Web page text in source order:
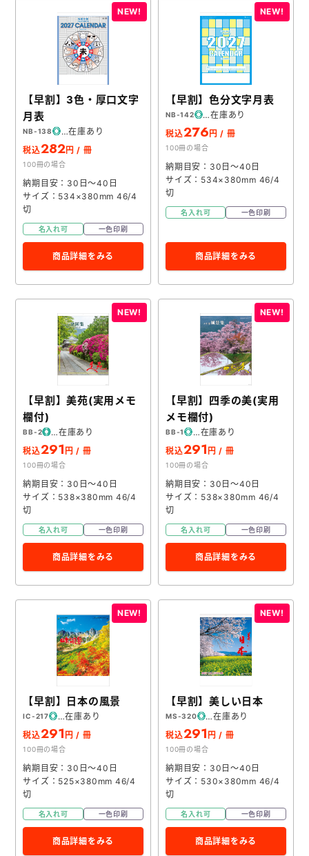
【早割】3色・厚口文字
月表
NB-138
在庫あり
税込282円 / 冊
100冊の場合
納期目安：30日～40日
サイズ：534×380mm 46/4
切
名入れ可 一色印刷
商品詳細をみる
【早割】色分文字月表
NB-142
在庫あり
税込276 円 / 冊
100冊の場合
納期目安：30日～40日
サイズ：534×380mm 46/4
切
名入れ可 一色印刷
商品詳細をみる
【早割】美苑(実用メモ
欄付)
BB-2
在庫あり
税込291 円 / 冊
100冊の場合
納期目安：30日～40日
サイズ：538×380mm 46/4
切
名入れ可 一色印刷
商品詳細をみる
【早割】四季の美(実用
メモ欄付)
BB-1
在庫あり
税込291 円 / 冊
100冊の場合
納期目安：30日～40日
サイズ：538×380mm 46/4
切
名入れ可 一色印刷
商品詳細をみる
【早割】日本の風景
IC-217
在庫あり
税込291 円 / 冊
100冊の場合
納期目安：30日～40日
サイズ：525×380mm 46/4
切
名入れ可 一色印刷
商品詳細をみる
【早割】美しい日本
MS-320
在庫あり
税込291 円 / 冊
100冊の場合
納期目安：30日～40日
サイズ：530×380mm 46/4
切
名入れ可 一色印刷
商品詳細をみる